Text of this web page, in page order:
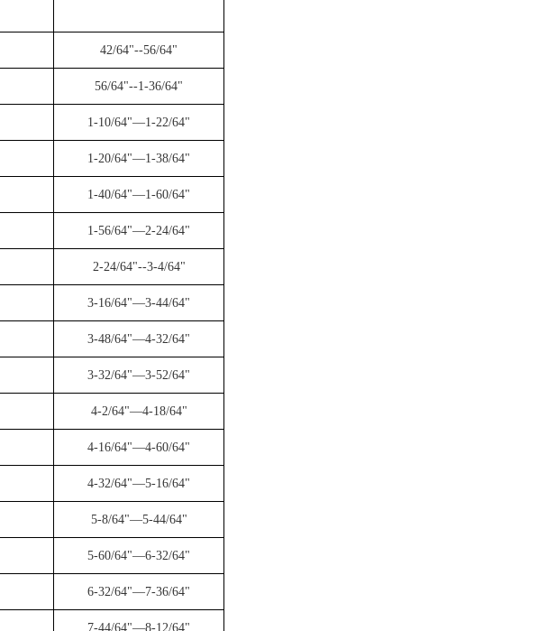
42/64"--56/64"
56/64"--1-36/64"
1-10/64"—1-22/64"
1-20/64"—1-38/64"
1-40/64"—1-60/64"
1-56/64"—2-24/64"
2-24/64"--3-4/64"
3-16/64"—3-44/64"
3-48/64"—4-32/64"
3-32/64"—3-52/64"
4-2/64"—4-18/64"
4-16/64"—4-60/64"
4-32/64"—5-16/64"
5-8/64"—5-44/64"
5-60/64"—6-32/64"
6-32/64"—7-36/64"
7-44/64"—8-12/64"